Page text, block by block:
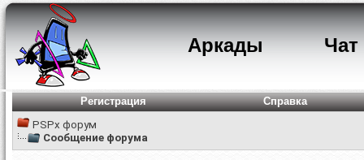
Аркады Чат
Регистрация
Справка
PSPx форум
Сообщение форума